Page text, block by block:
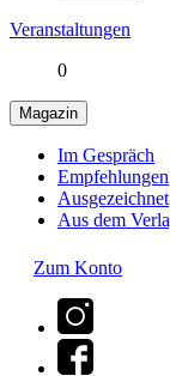
Veranstaltungen
0
Magazin
Im Gespräch
Empfehlungen
Ausgezeichnet
Aus dem
Zum Konto